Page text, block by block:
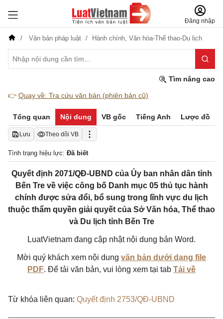
Đăng nhập
Văn bản pháp luật Hành chính, Văn hóa-Thể thao-Du lịch
Tìm nâng cao
👉 Quay về: Tra cứu văn bản (phiên bản cũ)
Tổng quan Nội dung VB gốc Tiếng Anh Lược đồ
Lưu Theo dõi VB
Tình trạng hiệu lực: Đã biết
Quyết định 2071/QĐ-UBND của Ủy ban nhân dân tỉnh
Bến Tre về việc công bố Danh mục 05 thủ tục hành
chính được sửa đổi, bổ sung trong lĩnh vực du lịch
thuộc thẩm quyền giải quyết của Sở Văn hóa, Thể thao
và Du lịch tỉnh Bến Tre
LuatVietnam đang cập nhật nội dung bản Word.
Mời quý khách xem nội dung văn bản dưới dạng file
PDF. Để tải văn bản, vui lòng xem tại tab Tải về
Từ khóa liên quan: Quyết định 2753/QĐ-UBND